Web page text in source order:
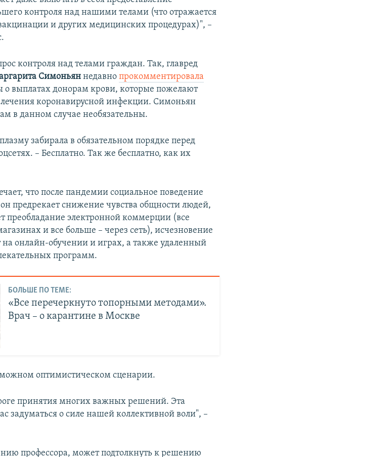
контроля над нашими телами (что отражается
и других медицинских процедурах)", –
контроля над телами граждан. Так, главред
Симоньян недавнопрокомментировала
о выплатах донорам крови, которые пожелают
лечения коронавирусной инфекции. Симоньян
в данном случае необязательны.
забирала в обязательном порядке перед
– Бесплатно. Так же бесплатно, как их
что после пандемии социальное поведение
предрекает снижение чувства общности людей,
преобладание электронной коммерции (все
и все больше – через сеть), исчезновение
онлайн-обучении и играх, а также удаленный
программ.
БОЛЬШЕ ПО ТЕМЕ:
«Все перечеркнуто топорными методами».
Врач – о карантине в Москве
оптимистическом сценарии.
принятия многих важных решений. Эта
задуматься о силе нашей коллективной воли", –
профессора, может подтолкнуть к решению